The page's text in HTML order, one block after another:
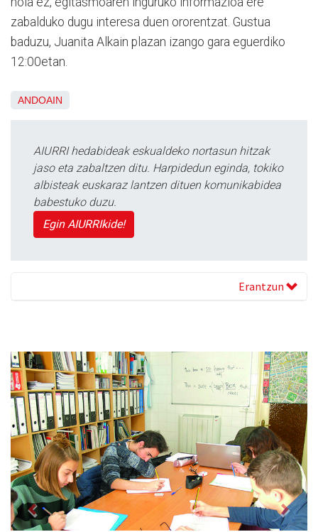
zabalduko dugu interesa duen ororentzat. Gustua
baduzu, Juanita Alkain plazan izango gara eguerdiko
12:00etan.
ANDOAIN
AIURRI hedabideak eskualdeko nortasun hitzak
jaso eta zabaltzen ditu. Harpidedun eginda, tokiko
albisteak euskaraz lantzen dituen komunikabidea
babestuko duzu.
Egin AIURRIkide!
Erantzun
Previous Next